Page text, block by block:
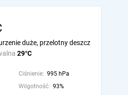
29°C
duże, przelotny deszcz
Ciśnienie: 995 hPa
Wilgotność: 93%